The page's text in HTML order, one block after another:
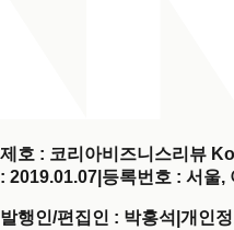
제호 : 코리아비즈니스리뷰
: 2019.01.07 등록번호 : 서울,
발행인/편집인 : 박홍석 개인